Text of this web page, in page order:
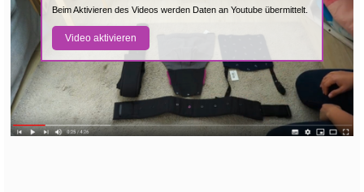
Beim Aktivieren des Videos werden Daten an Youtube übermittelt.
Video aktivieren